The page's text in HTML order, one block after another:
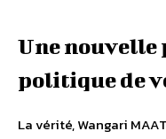
Une nouvelle
politique de
La vérité, Wangari